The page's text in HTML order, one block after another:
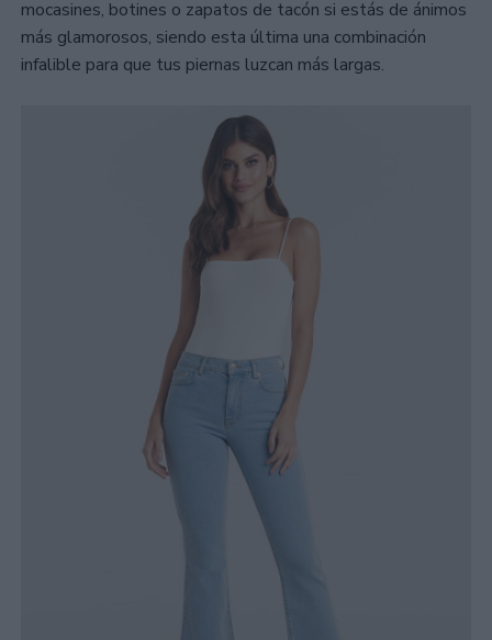
mocasines, botines o zapatos de tacón si estás de ánimos
más glamorosos, siendo esta última una combinación
infalible para que tus piernas luzcan más largas.